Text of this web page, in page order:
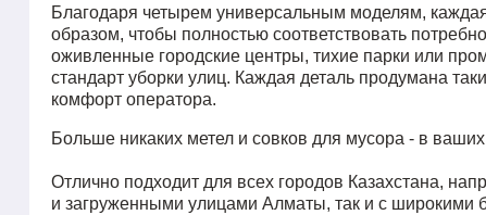
Благодаря четырем универсальным моделям,
образом, чтобы полностью соответствовать
оживленные городские центры, тихие парки или
стандарт уборки улиц. Каждая деталь продумана
комфорт оператора.
Больше никаких метел и совков для мусора - в
Отлично подходит для всех городов Казахстана,
и загруженными улицами Алматы, так и с широкими